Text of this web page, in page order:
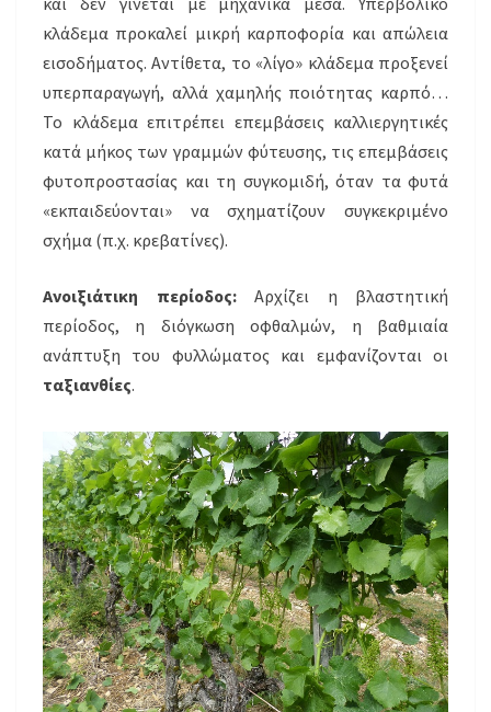
κλάδεμα προκαλεί μικρή καρποφορία και απώλεια
εισοδήματος. Αντίθετα, το «λίγο» κλάδεμα προξενεί
υπερπαραγωγή, αλλά χαμηλής ποιότητας καρπό…
Το κλάδεμα επιτρέπει επεμβάσεις καλλιεργητικές
κατά μήκος των γραμμών φύτευσης, τις επεμβάσεις
φυτοπροστασίας και τη συγκομιδή, όταν τα φυτά
«εκπαιδεύονται» να σχηματίζουν συγκεκριμένο
σχήμα (π.χ. κρεβατίνες).
Ανοιξιάτικη περίοδος:Αρχίζει η βλαστητική
περίοδος, η διόγκωση οφθαλμών, η βαθμιαία
ανάπτυξη του φυλλώματος και εμφανίζονται οι
ταξιανθίες.